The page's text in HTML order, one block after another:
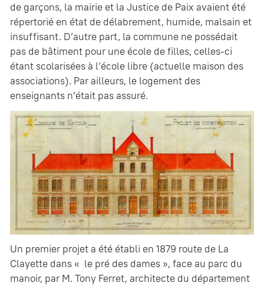
de garçons, la mairie et la Justice de Paix avaient été
répertorié en état de délabrement, humide, malsain et
insuffisant. D’autre part, la commune ne possédait
pas de bâtiment pour une école de filles, celles-ci
étant scolarisées à l’école libre (actuelle maison des
associations). Par ailleurs, le logement des
enseignants n’était pas assuré.
Un premier projet a été établi en 1879 route de La
Clayette dans « le pré des dames », face au parc du
manoir, par M. Tony Ferret, architecte du département